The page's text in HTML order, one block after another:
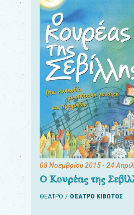
08 Νοεμβρίου 2015- 24
Ο Κουρέας της
ΘΕΑΤΡΟ ΘΕΑΤΡΟ ΚΙΒΩΤΟΣ